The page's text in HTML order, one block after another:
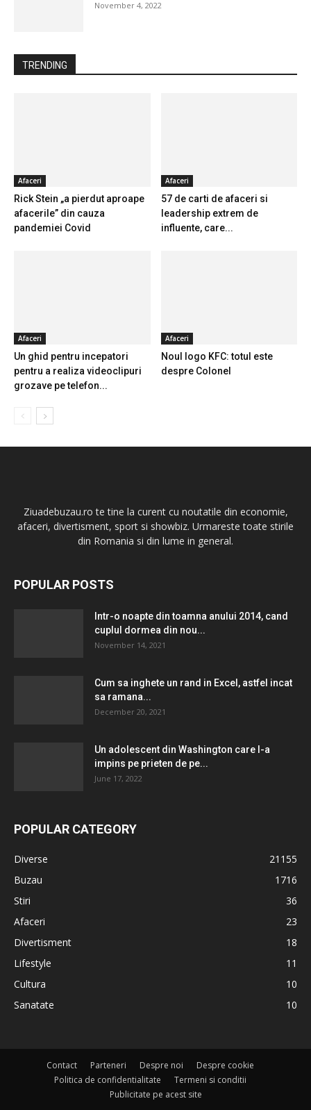
November 4, 2022
TRENDING
Afaceri
Rick Stein „a pierdut aproape
afacerile” din cauza
pandemiei Covid
Afaceri
57 de carti de afaceri si
leadership extrem de
influente, care...
Afaceri
Un ghid pentru incepatori
pentru a realiza videoclipuri
grozave pe telefon...
Afaceri
Noul logo KFC: totul este
despre Colonel
Ziuadebuzau.ro te tine la curent cu noutatile din economie,
afaceri, divertisment, sport si showbiz. Urmareste toate stirile
din Romania si din lume in general.
POPULAR POSTS
Intr-o noapte din toamna anului 2014, cand
cuplul dormea ​​din nou...
November 14, 2021
Cum sa inghete un rand in Excel, astfel incat
sa ramana...
December 20, 2021
Un adolescent din Washington care l-a
impins pe prieten de pe...
June 17, 2022
POPULAR CATEGORY
Diverse
21155
Buzau
1716
Stiri
36
Afaceri
23
Divertisment
18
Lifestyle
11
Cultura
10
Sanatate
10
Contact Parteneri Despre noi
Despre cookie
Politica de confidentialitate
Termeni si conditii
Publicitate pe acest site